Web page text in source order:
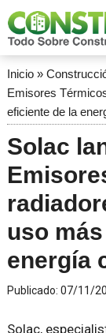
Inicio»
Emisores
eficiente de la
Solac
uso
energía
Publicado: 07/11/
Solac,